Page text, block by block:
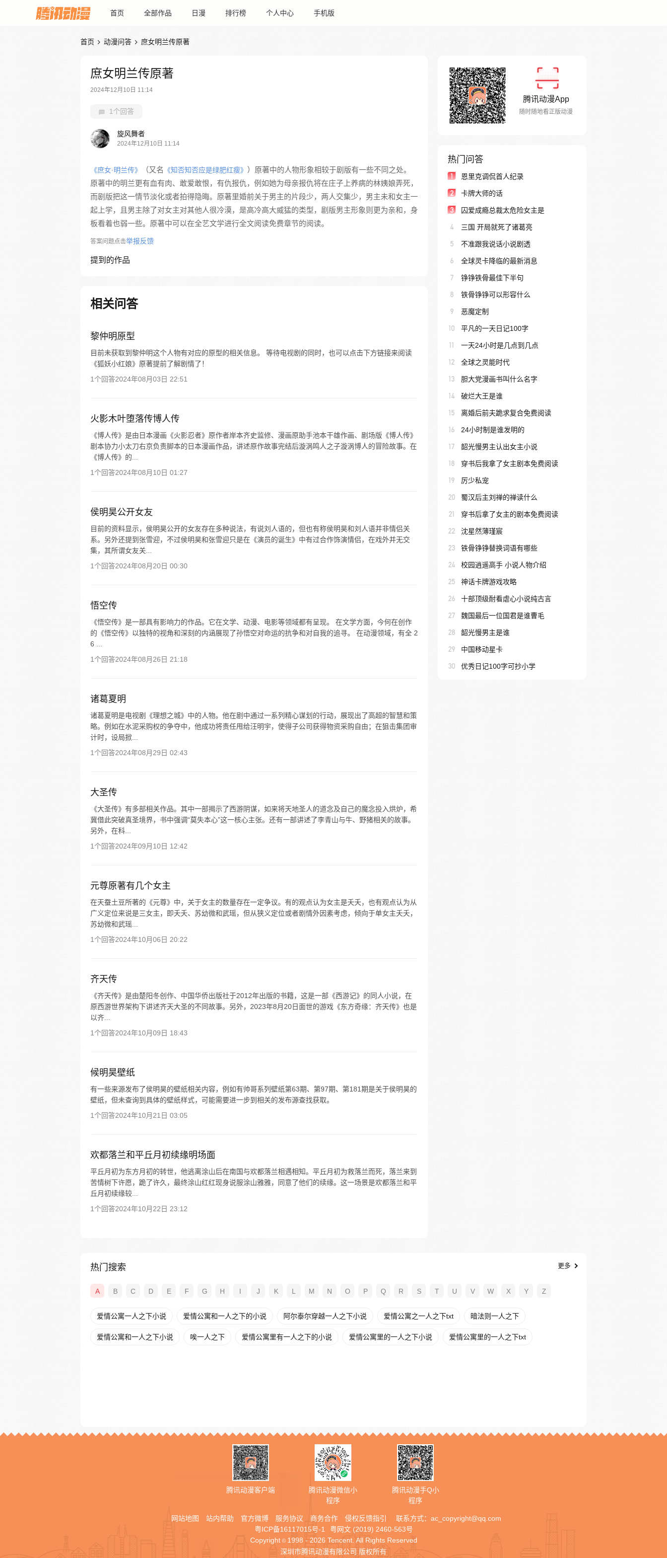
首页 全部作品 日漫 排行榜 个人中心 手机版
首页  动漫问答  庶女明兰传原著
庶女明兰传原著
2024年12月10日 11:14
1个回答
旋风舞者
2024年12月10日 11:14
《庶女·明兰传》 （又名 《知否知否应是绿肥红瘦》 ）原著中的人物形象相较于剧版有一些不同之处。
原著中的明兰更有血有肉、敢爱敢恨，有仇报仇，例如她为母亲报仇将在庄子上养病的林姨娘弄死，
而剧版把这一情节淡化或者拍得隐晦。原著里婚前关于男主的片段少，两人交集少，男主未和女主一
起上学，且男主除了对女主对其他人很冷漠，是高冷高大威猛的类型，剧版男主形象则更为亲和，身
板看着也弱一些。原著中可以在全艺文学进行全文阅读免费章节的阅读。
答案问题点击举报反馈
提到的作品
相关问答
黎仲明原型
目前未获取到黎仲明这个人物有对应的原型的相关信息。 等待电视剧的同时，也可以点击下方链接来阅读
《狐妖小红娘》原著提前了解剧情了！
1个回答2024年08月03日 22:51
火影木叶堕落传博人传
《博人传》是由日本漫画《火影忍者》原作者岸本齐史监修、漫画原助手池本干雄作画、剧场版《博人传》
剧本协力小太刀右京负责脚本的日本漫画作品，讲述原作故事完结后漩涡鸣人之子漩涡博人的冒险故事。在
《博人传》的...
1个回答2024年08月10日 01:27
侯明昊公开女友
目前的资料显示，侯明昊公开的女友存在多种说法，有说刘人语的，但也有称侯明昊和刘人语并非情侣关
系。另外还提到张雪迎，不过侯明昊和张雪迎只是在《演员的诞生》中有过合作饰演情侣，在戏外并无交
集，其所谓女友关...
1个回答2024年08月20日 00:30
悟空传
《悟空传》是一部具有影响力的作品。它在文学、动漫、电影等领域都有呈现。 在文学方面，今何在创作
的《悟空传》以独特的视角和深刻的内涵展现了孙悟空对命运的抗争和对自我的追寻。 在动漫领域，有全 2
6 ...
1个回答2024年08月26日 21:18
诸葛夏明
诸葛夏明是电视剧《理想之城》中的人物。他在剧中通过一系列精心谋划的行动，展现出了高超的智慧和策
略。例如在水泥采购权的争夺中，他成功将责任甩给汪明宇，使得子公司获得物资采购自由；在狙击集团审
计时，设局掀...
1个回答2024年08月29日 02:43
大圣传
《大圣传》有多部相关作品。其中一部揭示了西游阴谋，如来将天地圣人的道念及自己的魔念投入烘炉，希
冀借此突破真圣境界，书中强调“莫失本心”这一核心主张。还有一部讲述了李青山与牛、野猪相关的故事。
另外，在科...
1个回答2024年09月10日 12:42
元尊原著有几个女主
在天蚕土豆所著的《元尊》中，关于女主的数量存在一定争议。有的观点认为女主是夭夭，也有观点认为从
广义定位来说是三女主，即夭夭、苏幼微和武瑶，但从狭义定位或者剧情外因素考虑，倾向于单女主夭夭，
苏幼微和武瑶...
1个回答2024年10月06日 20:22
齐天传
《齐天传》是由楚阳冬创作、中国华侨出版社于2012年出版的书籍，这是一部《西游记》的同人小说，在
原西游世界架构下讲述齐天大圣的不同故事。另外，2023年8月20日面世的游戏《东方奇缘：齐天传》也是
以齐...
1个回答2024年10月09日 18:43
候明昊壁纸
有一些来源发布了侯明昊的壁纸相关内容，例如有帅哥系列壁纸第63期、第97期、第181期是关于侯明昊的
壁纸，但未查询到具体的壁纸样式，可能需要进一步到相关的发布源查找获取。
1个回答2024年10月21日 03:05
欢都落兰和平丘月初续缘明场面
平丘月初为东方月初的转世，他逃离涂山后在南国与欢都落兰相遇相知。平丘月初为救落兰而死，落兰来到
苦情树下许愿，跪了许久，最终涂山红红现身说服涂山雅雅，同意了他们的续缘。这一场景是欢都落兰和平
丘月初续缘较...
1个回答2024年10月22日 23:12
腾讯动漫App
随时随地看正版动漫
热门问答
1 恩里克调侃首人纪录
2 卡牌大师的话
3 囚爱成瘾总裁太危险女主是
4 三国 开局就死了诸葛亮
5 不准跟我说话小说剧透
6 全球灵卡降临的最新消息
7 铮铮铁骨最佳下半句
8 铁骨铮铮可以形容什么
9 恶魔定制
10 平凡的一天日记100字
11 一天24小时是几点到几点
12 全球之灵能时代
13 胆大党漫画书叫什么名字
14 破烂大王是谁
15 离婚后前夫跪求复合免费阅读
16 24小时制是谁发明的
17 韶光慢男主认出女主小说
18 穿书后我拿了女主剧本免费阅读
19 厉少私宠
20 蜀汉后主刘禅的禅读什么
21 穿书后拿了女主的剧本免费阅读
22 沈星然薄瑾宸
23 铁骨铮铮替换词语有哪些
24 校园逍遥高手 小说人物介绍
25 神话卡牌游戏攻略
26 十部顶级耐看虐心小说纯古言
27 魏国最后一位国君是谁曹毛
28 韶光慢男主是谁
29 中国移动星卡
30 优秀日记100字可抄小学
热门搜索 更多
A B C D E F G H I J K L M N O P Q R S T U V W X Y Z
爱情公寓一人之下小说 爱情公寓和一人之下的小说 阿尔泰尔穿越一人之下小说 爱情公寓之一人之下txt 暗法则一人之下
爱情公寓和一人之下小说 唉一人之下 爱情公寓里有一人之下的小说 爱情公寓里的一人之下小说 爱情公寓里的一人之下txt
腾讯动漫客户端
腾讯动漫微信小
程序
腾讯动漫手Q小
程序
网站地图 站内帮助 官方微博 服务协议 商务合作 侵权反馈指引 联系方式： ac_copyright@qq.com
粤ICP备16117015号-1
粤网文 (2019) 2460-563号
Copyright © 1998 - 2026 Tencent. All Rights Reserved
深圳市腾讯动漫有限公司 版权所有